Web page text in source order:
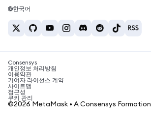
채용
테더 가격
BTC를 INR로 환전
ETH를 USDT로 환전
USDT 매수
SHIB 매수
BNB 매수
솔라나 지갑
암호화폐 세금 뉴스
암호화폐 매수 방법
비트코인 매도 방법
한국어
Consensys
개인정보 처리방침
이용약관
기여자 라이선스 계약
사이트맵
접근성
쿠키 관리
©2026 MetaMask • A Consensys Formation